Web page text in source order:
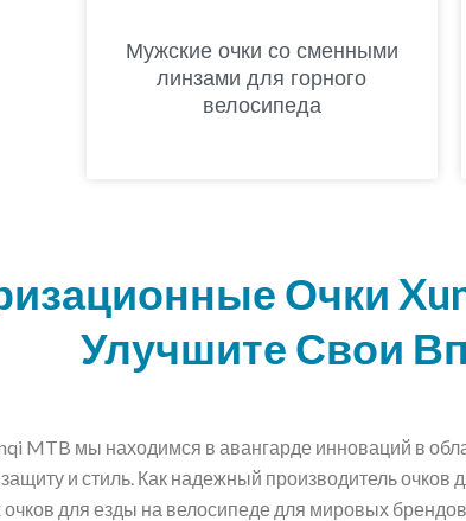
Мужские очки со сменными
линзами для горного
велосипеда
Очки
Улучшите Свои
MTB мы находимся в авангарде инноваций в
и стиль. Как надежный производитель
для езды на велосипеде для мировых